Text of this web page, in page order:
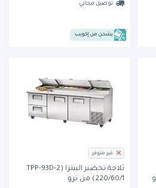
توصيل مجاني
يشحن من إكويب
غير متوفر
ثلاجة تحضير البيتزا (TPP-93D-2
220/60/1) من ترو